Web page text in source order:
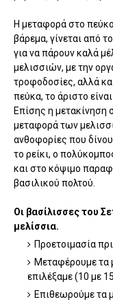
Η μεταφορά στο
βάρεμα, γίνεται από
για να πάρουν καλά
μελισσιών, με την
τροφοδοσίες, αλλά
πεύκα, το άριστο
Επίσης η
μεταφορά των
ανθοφορίες που
το ρείκι, ο
και στο κόψιμο
βασιλικού πολτού.
Οι βασίλισσες του
μελίσσια.
Προετοιμασία
Μεταφέρουμε τα
επιλέξαμε (10 με
Επιθεωρούμε τα